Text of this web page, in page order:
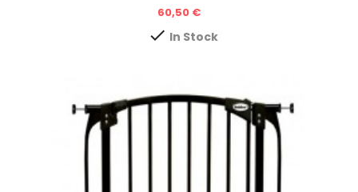
Prezzo
60,50 €
 In Stock